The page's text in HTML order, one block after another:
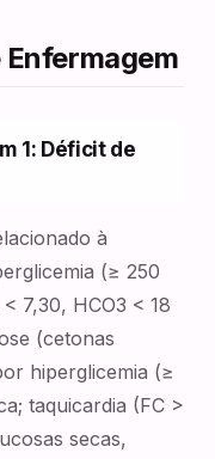
Enfermagem
1: Déficit de
à
(≥ 250
7,30, HCO3 < 18
(cetonas
hiperglicemia (≥
taquicardia (FC >
secas,